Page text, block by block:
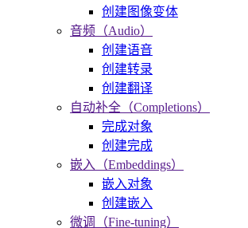
创建图像变体
音频（Audio）
创建语音
创建转录
创建翻译
自动补全（Completions）
完成对象
创建完成
嵌入（Embeddings）
嵌入对象
创建嵌入
微调（Fine-tuning）